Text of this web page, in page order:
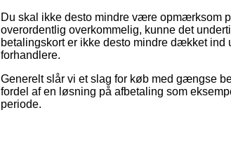
Du skal ikke desto mindre være opmærksom
overordentlig overkommelig, kunne det
betalingskort er ikke desto mindre dækket
forhandlere.
Generelt slår vi et slag for køb med gængse
fordel af en løsning på afbetaling som
periode.